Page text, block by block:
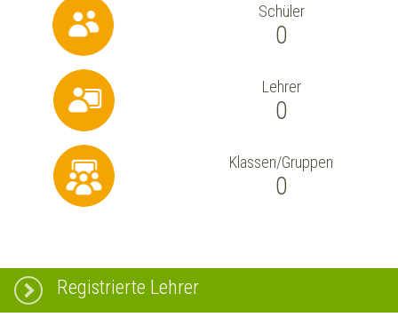
Schüler
0
Lehrer
0
Klassen/Gruppen
0
Registrierte Lehrer